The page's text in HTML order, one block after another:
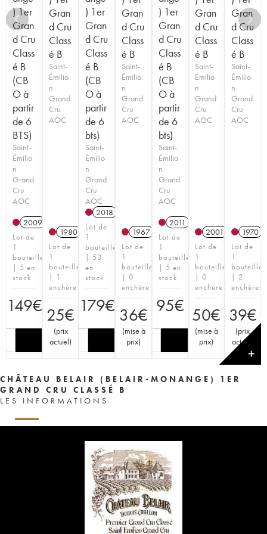
) 1er
Gran
d Cru
Class
é B
(CB
O à
partir
de 6
BTS)
Saint-
Émilio
n
Grand
Cru
AOC
2009
Lot de
1
bouteille
| 5 en
stock
149€
Gran
d Cru
Class
é B
Saint-
Émilio
n
Grand
Cru
AOC
1980
Lot de
1
bouteille
| 1
enchère
25€
(prix
actuel)
) 1er
Gran
d Cru
Class
é B
(CB
O à
partir
de 6
bts)
Saint-
Émilio
n
Grand
Cru
AOC
2018
Lot de
1
bouteille
| 53
en
stock
179€
Gran
d Cru
Class
é B
Saint-
Émilio
n
Grand
Cru
AOC
1967
Lot de
1
bouteille
| 0
enchère
36€
(mise à
prix)
) 1er
Gran
d Cru
Class
é B
(CB
O à
partir
de 6
bts)
Saint-
Émilio
n
Grand
Cru
AOC
2011
Lot de
1
bouteille
| 5 en
stock
95€
Gran
d Cru
Class
é B
Saint-
Émilio
n
Grand
Cru
AOC
2001
Lot de
1
bouteille
| 0
enchère
50€
(mise à
prix)
Gran
d Cru
Class
é B
Saint-
Émilio
n
Grand
Cru
AOC
1970
Lot de
1
bouteille
| 2
enchères
39€
(prix
actuel
✕
CHÂTEAU BELAIR (BELAIR-MONANGE) 1ER
GRAND CRU CLASSÉ B
LES INFORMATIONS